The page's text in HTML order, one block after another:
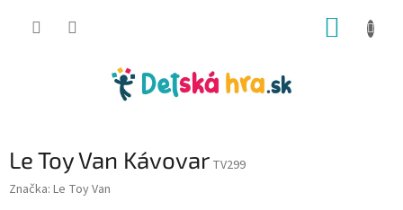
Le Toy Van Kávovar TV299
Značka: Le Toy Van